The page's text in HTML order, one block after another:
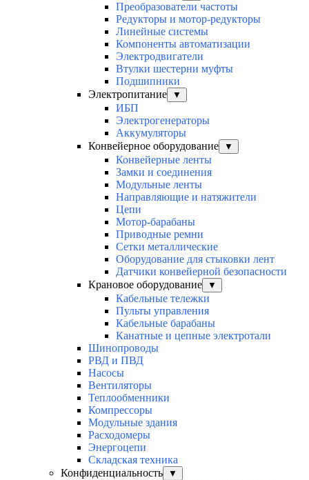
Преобразователи частоты
Редукторы и мотор-редукторы
Линейные системы
Компоненты автоматизации
Электродвигатели
Втулки шестерни муфты
Подшипники
Электропитание
▼
ИБП
Электрогенераторы
Аккумуляторы
Конвейерное оборудование
▼
Конвейерные ленты
Замки и соединения
Модульные ленты
Направляющие и натяжители
Цепи
Мотор-барабаны
Приводные ремни
Сетки металлические
Оборудование для стыковки лент
Датчики конвейерной безопасности
Крановое оборудование
▼
Кабельные тележки
Пульты управления
Кабельные барабаны
Канатные и цепные электротали
Шинопроводы
РВД и ПВД
Насосы
Вентиляторы
Теплообменники
Компрессоры
Модульные здания
Расходомеры
Энергоцепи
Складская техника
Конфиденциальность
▼